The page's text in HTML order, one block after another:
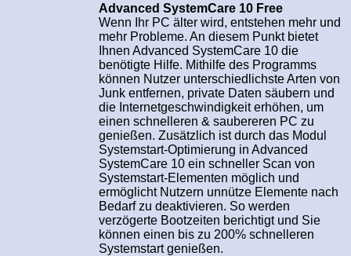
Advanced SystemCare 10 Free
Wenn Ihr PC älter wird, entstehen mehr und
mehr Probleme. An diesem Punkt bietet
Ihnen Advanced SystemCare 10 die
benötigte Hilfe. Mithilfe des Programms
können Nutzer unterschiedlichste Arten von
Junk entfernen, private Daten säubern und
die Internetgeschwindigkeit erhöhen, um
einen schnelleren & saubereren PC zu
genießen. Zusätzlich ist durch das Modul
Systemstart-Optimierung in Advanced
SystemCare 10 ein schneller Scan von
Systemstart-Elementen möglich und
ermöglicht Nutzern unnütze Elemente nach
Bedarf zu deaktivieren. So werden
verzögerte Bootzeiten berichtigt und Sie
können einen bis zu 200% schnelleren
Systemstart genießen.